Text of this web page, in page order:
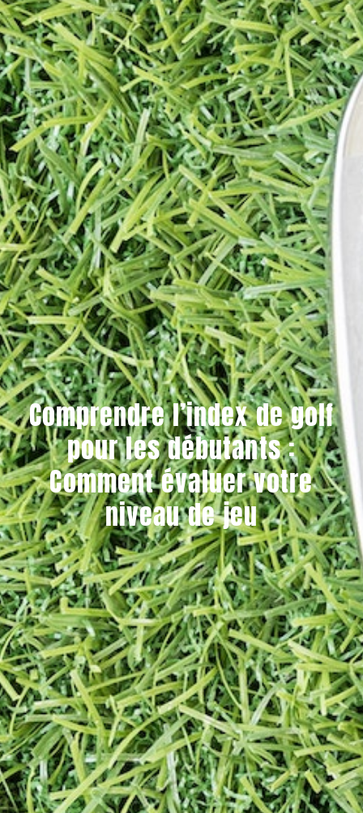
Comprendre l’index de golf
pour les débutants :
Comment évaluer votre
niveau de jeu